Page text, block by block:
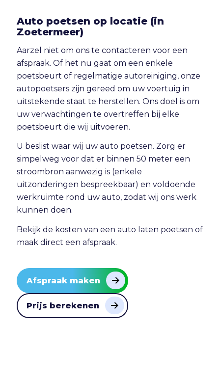
Auto poetsen op locatie (in
Zoetermeer)
Aarzel niet om ons te contacteren voor een
afspraak. Of het nu gaat om een enkele
poetsbeurt of regelmatige autoreiniging, onze
autopoetsers zijn gereed om uw voertuig in
uitstekende staat te herstellen. Ons doel is om
uw verwachtingen te overtreffen bij elke
poetsbeurt die wij uitvoeren.
U beslist waar wij uw auto poetsen. Zorg er
simpelweg voor dat er binnen 50 meter een
stroombron aanwezig is (enkele
uitzonderingen bespreekbaar) en voldoende
werkruimte rond uw auto, zodat wij ons werk
kunnen doen.
Bekijk de kosten van een auto laten poetsen of
maak direct een afspraak.
Afspraak maken
Prijs berekenen